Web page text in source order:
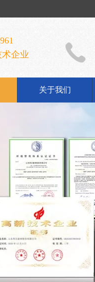
企业
关于我们
发展历程
荣誉资质
联系我们